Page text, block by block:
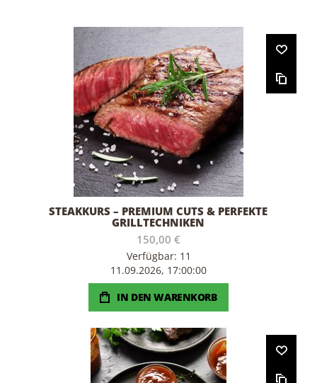
STEAKKURS – PREMIUM CUTS & PERFEKTE
GRILLTECHNIKEN
150,00 €
Verfügbar: 11
11.09.2026, 17:00:00
IN DEN WARENKORB